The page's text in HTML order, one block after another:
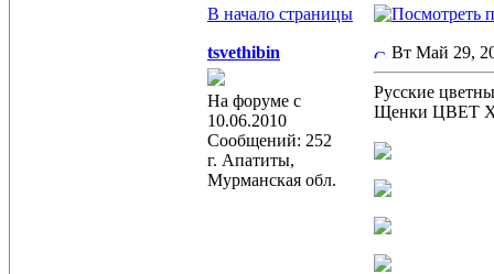
В начало страницы
tsvethibin
На форуме с
10.06.2010
Сообщений: 252
г. Апатиты,
Мурманская обл.
Вт Май 29,
Русские
Щенки ЦВЕТ